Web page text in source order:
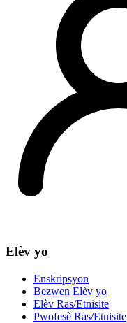
Elèv yo
Enskripsyon
Bezwen Elèv yo
Elèv Ras/Etnisite
Pwofesè Ras/Etnisite